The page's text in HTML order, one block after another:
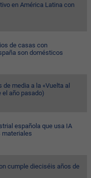
en América Latina con
de casas con
son domésticos
media a la «Vuelta al
el año pasado)
española que usa IA
materiales
cumple dieciséis años de